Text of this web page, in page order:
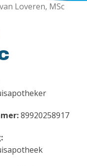
Loveren, MSc
89920258917